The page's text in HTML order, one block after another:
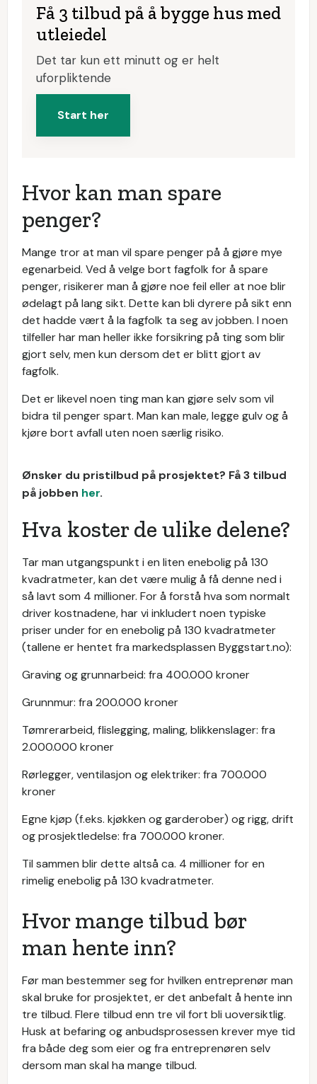
Få 3 tilbud på å bygge hus med
utleiedel
Det tar kun ett minutt og er helt
uforpliktende
Start her
Hvor kan man spare
penger?
Mange tror at man vil spare penger på å gjøre mye
egenarbeid. Ved å velge bort fagfolk for å spare
penger, risikerer man å gjøre noe feil eller at noe blir
ødelagt på lang sikt. Dette kan bli dyrere på sikt enn
det hadde vært å la fagfolk ta seg av jobben. I noen
tilfeller har man heller ikke forsikring på ting som blir
gjort selv, men kun dersom det er blitt gjort av
fagfolk.
Det er likevel noen ting man kan gjøre selv som vil
bidra til penger spart. Man kan male, legge gulv og å
kjøre bort avfall uten noen særlig risiko.
Ønsker du pristilbud på prosjektet? Få 3 tilbud
på jobben her.
Hva koster de ulike delene?
Tar man utgangspunkt i en liten enebolig på 130
kvadratmeter, kan det være mulig å få denne ned i
så lavt som 4 millioner. For å forstå hva som normalt
driver kostnadene, har vi inkludert noen typiske
priser under for en enebolig på 130 kvadratmeter
(tallene er hentet fra markedsplassen Byggstart.no):
Graving og grunnarbeid: fra 400.000 kroner
Grunnmur: fra 200.000 kroner
Tømrerarbeid, flislegging, maling, blikkenslager: fra
2.000.000 kroner
Rørlegger, ventilasjon og elektriker: fra 700.000
kroner
Egne kjøp (f.eks. kjøkken og garderober) og rigg, drift
og prosjektledelse: fra 700.000 kroner.
Til sammen blir dette altså ca. 4 millioner for en
rimelig enebolig på 130 kvadratmeter.
Hvor mange tilbud bør
man hente inn?
Før man bestemmer seg for hvilken entreprenør man
skal bruke for prosjektet, er det anbefalt å hente inn
tre tilbud. Flere tilbud enn tre vil fort bli uoversiktlig.
Husk at befaring og anbudsprosessen krever mye tid
fra både deg som eier og fra entreprenøren selv
dersom man skal ha mange tilbud.